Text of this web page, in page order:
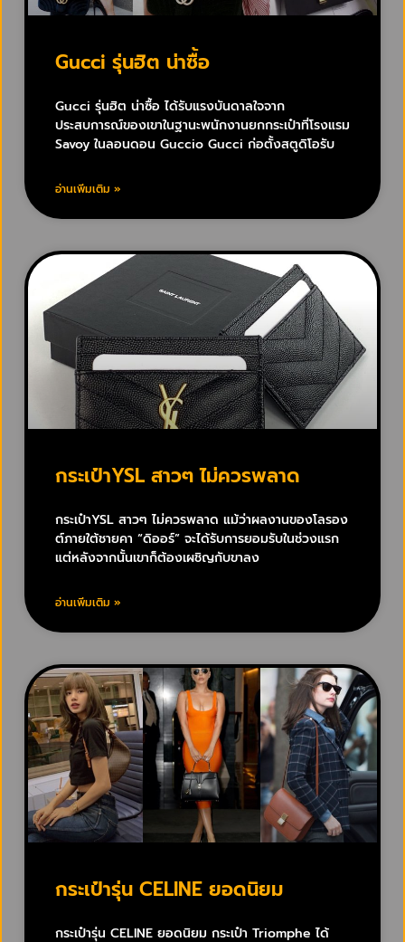
Gucci รุ่นฮิต น่าซื้อ
Gucci รุ่นฮิต น่าซื้อ ได้รับแรงบันดาลใจจาก
ประสบการณ์ของเขาในฐานะพนักงานยกกระเป๋าที่โรงแรม
Savoy ในลอนดอน Guccio Gucci ก่อตั้งสตูดิโอรับ
อ่านเพิ่มเติม »
กระเป๋าYSL สาวๆ ไม่ควรพลาด
กระเป๋าYSL สาวๆ ไม่ควรพลาด แม้ว่าผลงานของโลรอง
ต์ภายใต้ชายคา “ดิออร์” จะได้รับการยอมรับในช่วงแรก
แต่หลังจากนั้นเขาก็ต้องเผชิญกับขาลง
อ่านเพิ่มเติม »
กระเป๋ารุ่น CELINE ยอดนิยม
กระเป๋ารุ่น CELINE ยอดนิยม กระเป๋า Triomphe ได้